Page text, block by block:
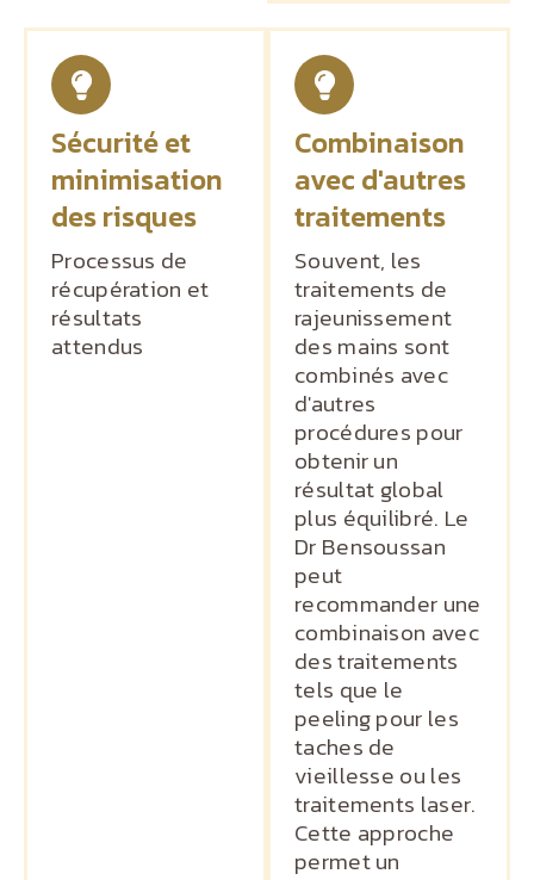
Sécurité et
minimisation
des risques
Processus de
récupération et
résultats
attendus
Combinaison
avec d'autres
traitements
Souvent, les
traitements de
rajeunissement
des mains sont
combinés avec
d'autres
procédures pour
obtenir un
résultat global
plus équilibré. Le
Dr Bensoussan
peut
recommander une
combinaison avec
des traitements
tels que le
peeling pour les
taches de
vieillesse ou les
traitements laser.
Cette approche
permet un